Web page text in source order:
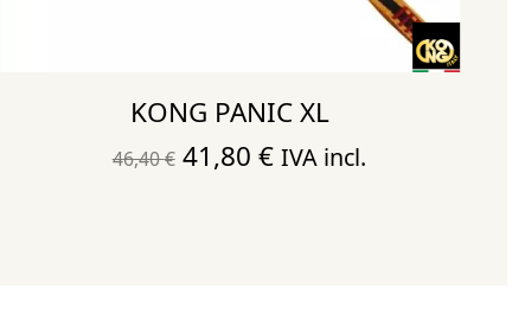
KONG PANIC XL
46,40€ El
41,80 €El
IVA incl.